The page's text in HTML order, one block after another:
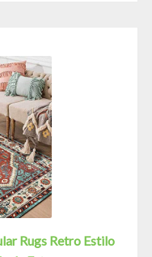
Rugs Retro Estilo